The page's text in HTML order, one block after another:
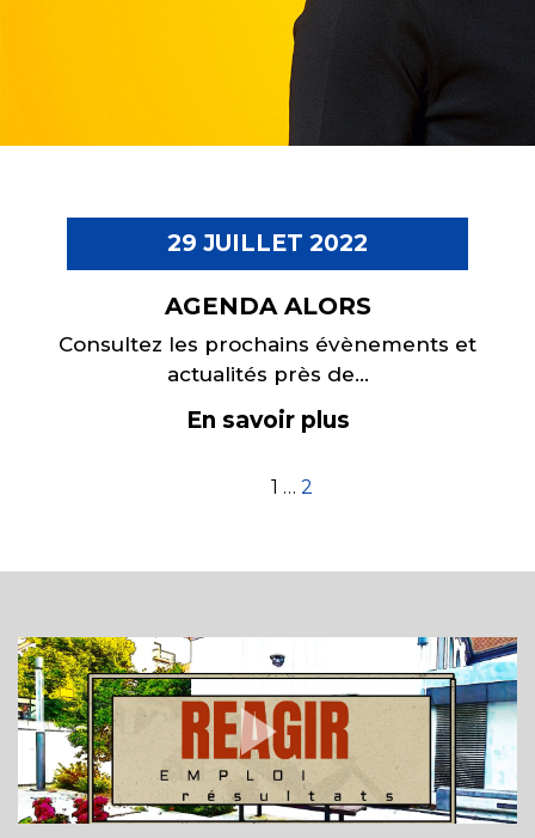
29 JUILLET 2022
AGENDA ALORS
Consultez les prochains évènements et
actualités près de...
En savoir plus
1 … 2